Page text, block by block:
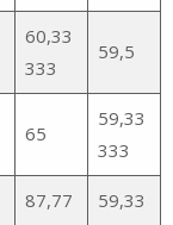
60,33
333
59,5
65
59,33
333
87,77
59,33